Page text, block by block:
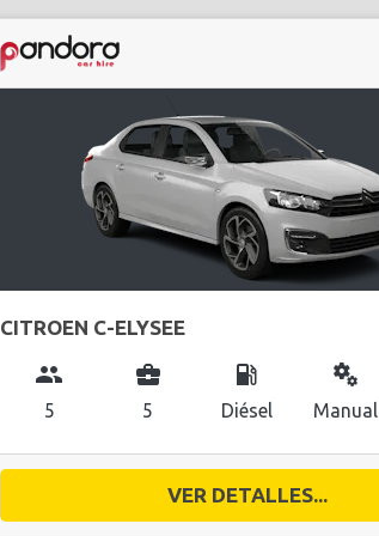
CITROEN C-ELYSEE
group
5
business_center
5
local_gas_station
Diésel
miscellaneous_services
Manual
VER DETALLES...